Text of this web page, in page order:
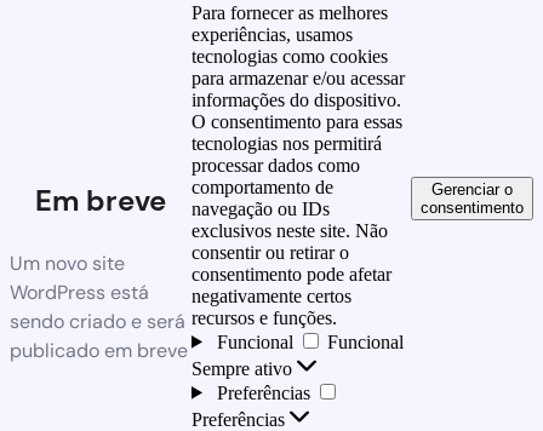
Em breve
Um novo site
WordPress está
sendo criado e será
publicado em breve
Para fornecer as melhores
experiências, usamos
tecnologias como cookies
para armazenar e/ou acessar
informações do dispositivo.
O consentimento para essas
tecnologias nos permitirá
processar dados como
comportamento de
navegação ou IDs
exclusivos neste site. Não
consentir ou retirar o
consentimento pode afetar
negativamente certos
recursos e funções.
Funcional
Funcional
Sempre ativo
Preferências
Preferências
Gerenciar o
consentimento